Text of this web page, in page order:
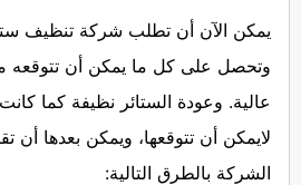
يمكن الآن أن تطلب شركة تنظيف
وتحصل على كل ما يمكن أن
عالية. وعودة الستائر نظيفة كما
لايمكن أن تتوقعها، ويمكن بعدها
الشركة بالطرق التالية: